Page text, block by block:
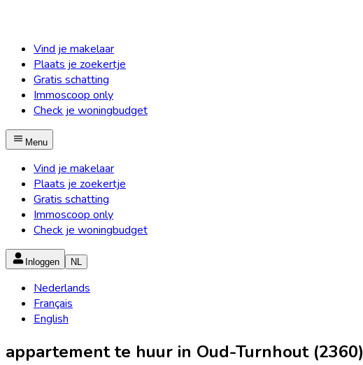
Vind je makelaar
Plaats je zoekertje
Gratis schatting
Immoscoop only
Check je woningbudget
Menu
Vind je makelaar
Plaats je zoekertje
Gratis schatting
Immoscoop only
Check je woningbudget
Inloggen NL
Nederlands
Français
English
appartement te huur in Oud-Turnhout (2360)